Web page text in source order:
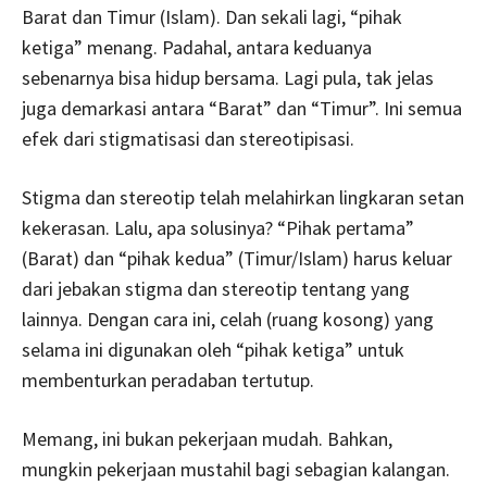
Barat dan Timur (Islam). Dan sekali lagi, “pihak
ketiga” menang. Padahal, antara keduanya
sebenarnya bisa hidup bersama. Lagi pula, tak jelas
juga demarkasi antara “Barat” dan “Timur”. Ini semua
efek dari stigmatisasi dan stereotipisasi.
Stigma dan stereotip telah melahirkan lingkaran setan
kekerasan. Lalu, apa solusinya? “Pihak pertama”
(Barat) dan “pihak kedua” (Timur/Islam) harus keluar
dari jebakan stigma dan stereotip tentang yang
lainnya. Dengan cara ini, celah (ruang kosong) yang
selama ini digunakan oleh “pihak ketiga” untuk
membenturkan peradaban tertutup.
Memang, ini bukan pekerjaan mudah. Bahkan,
mungkin pekerjaan mustahil bagi sebagian kalangan.